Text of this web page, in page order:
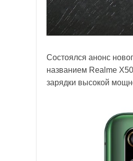
Состоялся анонс
названием Realme
зарядки высокой